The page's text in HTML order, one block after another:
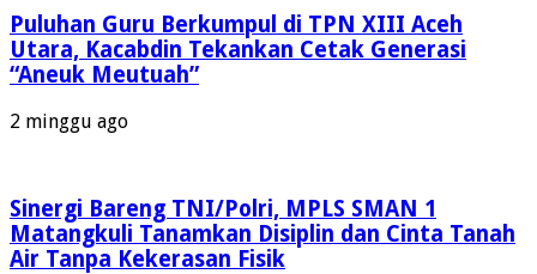
Puluhan Guru Berkumpul di TPN XIII Aceh
Utara, Kacabdin Tekankan Cetak Generasi
“Aneuk Meutuah”
2 minggu ago
Sinergi Bareng TNI/Polri, MPLS SMAN 1
Matangkuli Tanamkan Disiplin dan Cinta Tanah
Air Tanpa Kekerasan Fisik